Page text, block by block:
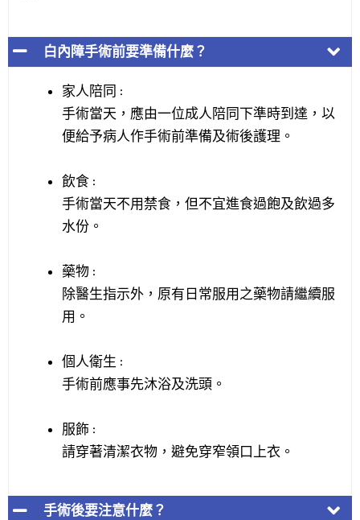
白內障手術前要準備什麼？
家人陪同 :
手術當天，應由一位成人陪同下準時到達，以
便給予病人作手術前準備及術後護理。
飲食 :
手術當天不用禁食，但不宜進食過飽及飲過多
水份。
藥物 :
除醫生指示外，原有日常服用之藥物請繼續服
用。
個人衛生 :
手術前應事先沐浴及洗頭。
服飾 :
請穿著清潔衣物，避免穿窄領口上衣。
手術後要注意什麼？